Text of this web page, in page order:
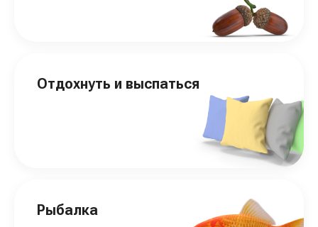
Отдохнуть и выспаться
Рыбалка